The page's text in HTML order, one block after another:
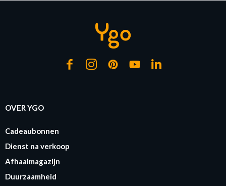
OVER YGO
Cadeaubonnen
Dienst na verkoop
Afhaalmagazijn
Duurzaamheid